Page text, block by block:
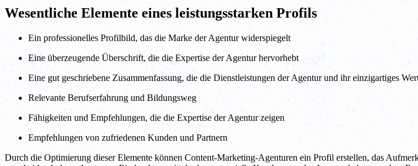
Wesentliche Elemente eines leistungsstarken Profils
Ein professionelles Profilbild, das die Marke der Agentur widerspiegelt
Eine überzeugende Überschrift, die die Expertise der Agentur hervorhebt
Eine gut geschriebene Zusammenfassung, die die Dienstleistungen der Agentur und ihr einzigartiges
Relevante Berufserfahrung und Bildungsweg
Fähigkeiten und Empfehlungen, die die Expertise der Agentur zeigen
Empfehlungen von zufriedenen Kunden und Partnern
Durch die Optimierung dieser Elemente können Content-Marketing-Agenturen ein Profil erstellen, das